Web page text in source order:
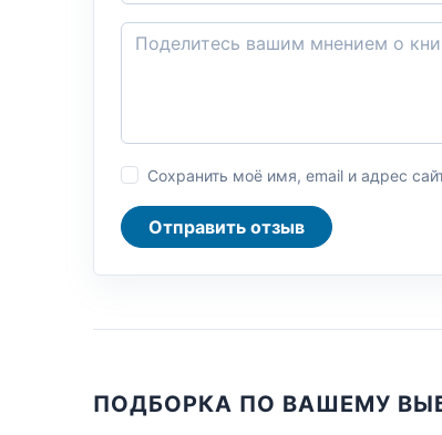
Сохранить моё имя, email и адрес
Отправить отзыв
ПОДБОРКА ПО ВАШЕМУ